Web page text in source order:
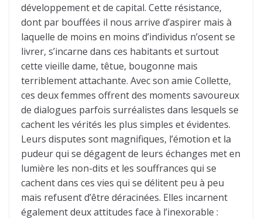
développement et de capital. Cette résistance,
dont par bouffées il nous arrive d’aspirer mais à
laquelle de moins en moins d’individus n’osent se
livrer, s’incarne dans ces habitants et surtout
cette vieille dame, têtue, bougonne mais
terriblement attachante. Avec son amie Collette,
ces deux femmes offrent des moments savoureux
de dialogues parfois surréalistes dans lesquels se
cachent les vérités les plus simples et évidentes.
Leurs disputes sont magnifiques, l’émotion et la
pudeur qui se dégagent de leurs échanges met en
lumière les non-dits et les souffrances qui se
cachent dans ces vies qui se délitent peu à peu
mais refusent d’être déracinées. Elles incarnent
également deux attitudes face à l’inexorable :